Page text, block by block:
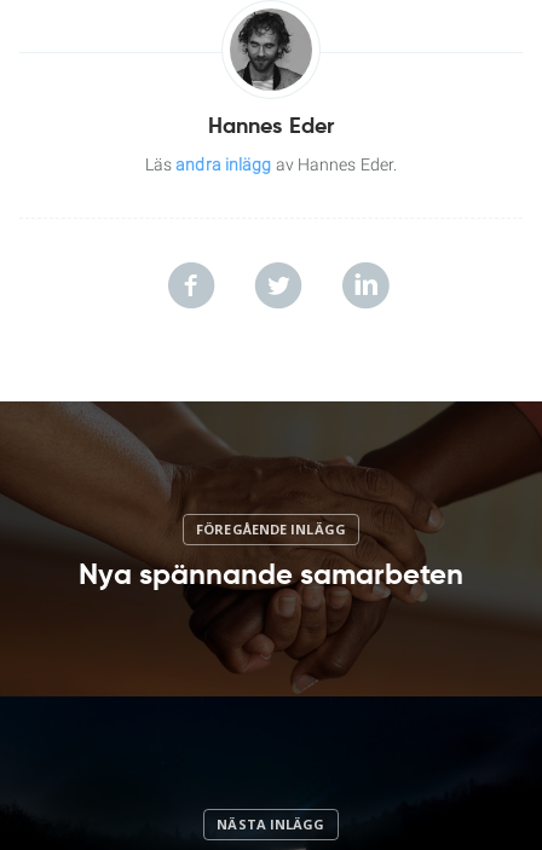
Hannes Eder
Läsandra inlägg av Hannes Eder.
Nya spännande samarbeten